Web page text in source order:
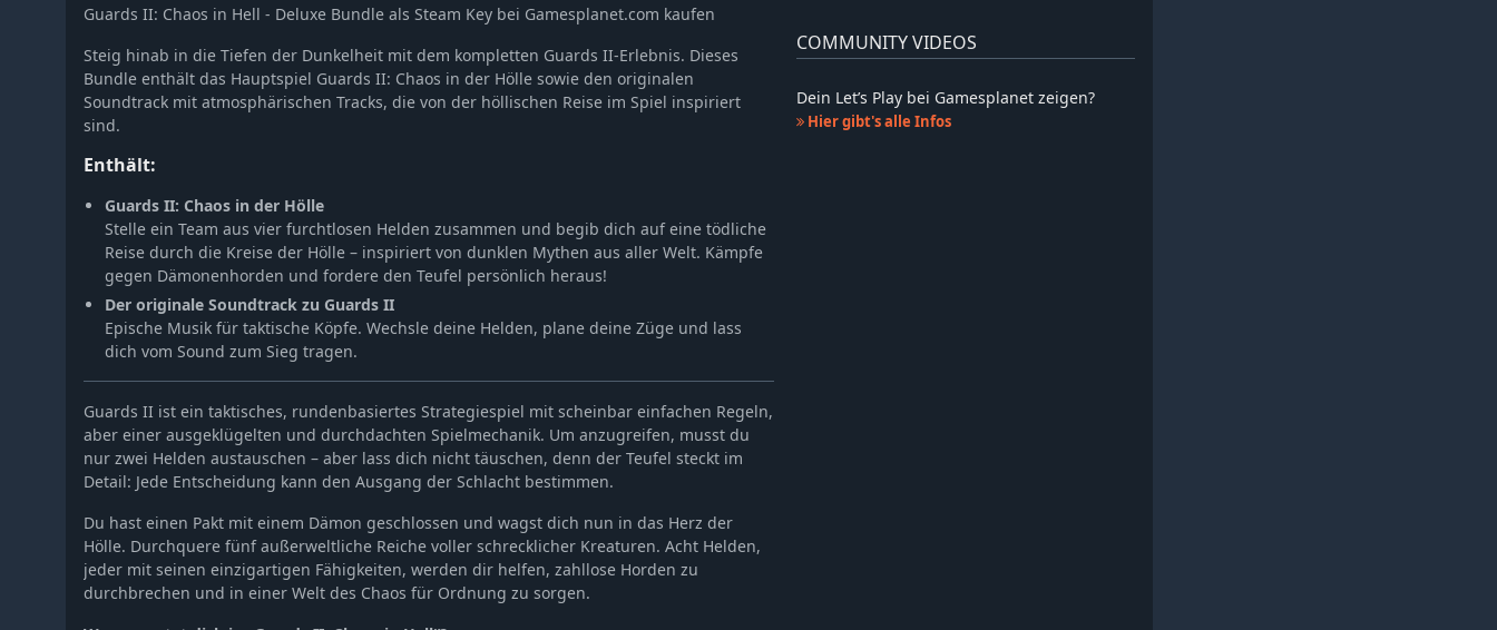
Guards II: Chaos in Hell - Deluxe Bundle als Steam Key bei Gamesplanet.com kaufen
Steig hinab in die Tiefen der Dunkelheit mit dem kompletten Guards II-Erlebnis. Dieses
Bundle enthält das Hauptspiel Guards II: Chaos in der Hölle sowie den originalen
Soundtrack mit atmosphärischen Tracks, die von der höllischen Reise im Spiel inspiriert
sind.
Enthält:
Guards II: Chaos in der Hölle
Stelle ein Team aus vier furchtlosen Helden zusammen und begib dich auf eine tödliche
Reise durch die Kreise der Hölle – inspiriert von dunklen Mythen aus aller Welt. Kämpfe
gegen Dämonenhorden und fordere den Teufel persönlich heraus!
Der originale Soundtrack zu Guards II
Epische Musik für taktische Köpfe. Wechsle deine Helden, plane deine Züge und lass
dich vom Sound zum Sieg tragen.
Guards II ist ein taktisches, rundenbasiertes Strategiespiel mit scheinbar einfachen Regeln,
aber einer ausgeklügelten und durchdachten Spielmechanik. Um anzugreifen, musst du
nur zwei Helden austauschen – aber lass dich nicht täuschen, denn der Teufel steckt im
Detail: Jede Entscheidung kann den Ausgang der Schlacht bestimmen.
Du hast einen Pakt mit einem Dämon geschlossen und wagst dich nun in das Herz der
Hölle. Durchquere fünf außerweltliche Reiche voller schrecklicher Kreaturen. Acht Helden,
jeder mit seinen einzigartigen Fähigkeiten, werden dir helfen, zahllose Horden zu
durchbrechen und in einer Welt des Chaos für Ordnung zu sorgen.
COMMUNITY VIDEOS
Dein Let’s Play bei Gamesplanet zeigen?
Hier gibt's alle Infos